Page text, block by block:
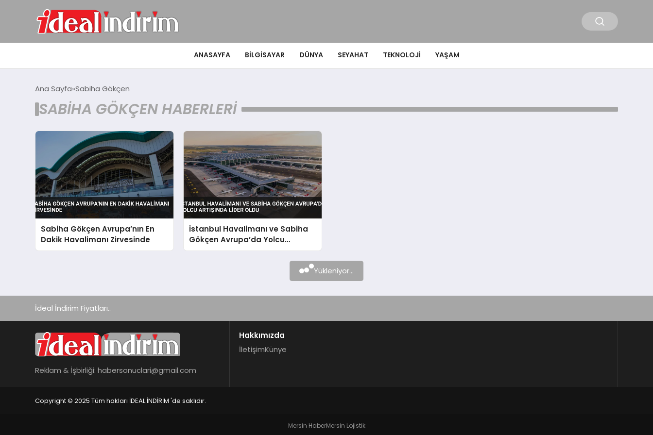
ANASAYFA BILGISAYAR DÜNYA SEYAHAT TEKNOLOJI YAŞAM
Ana Sayfa Sabiha Gökçen
SABIHA GÖKÇEN HABERLERI
Sabiha Gökçen Avrupa’nın En
Dakik Havalimanı Zirvesinde
İstanbul Havalimanı ve Sabiha
Gökçen Avrupa’da Yolcu
Artışında Lider Oldu
Yükleniyor...
İdeal İndirim Fiyatları..
Reklam & İşbirliği: habersonuclari@gmail.com
Hakkımızda
İletişimKünye
Copyright © 2025 Tüm hakları İDEAL İNDİRİM 'de saklıdır.
Mersin HaberMersin Lojistik